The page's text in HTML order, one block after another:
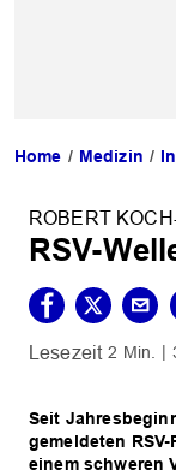
Home Medizin
ROBERT
RSV-
2 Min.
Seit
gemeldeten
einem schweren